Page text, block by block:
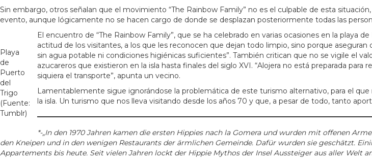
Sin embargo, otros señalan que el movimiento “The Rainbow Family” no es el culpable de esta
evento, aunque lógicamente no se hacen cargo de donde se desplazan posteriormente todas las
Playa
de
Puerto
del
Trigo
(Fuente:
Tumblr)
El encuentro de “The Rainbow Family”, que se ha celebrado en varias ocasiones en la playa
actitud de los visitantes, a los que les reconocen que dejan todo limpio, sino porque
sin agua potable ni condiciones higiénicas suficientes”. También critican que no se vigile el
azucareros que existieron en la isla hasta finales del siglo XVI. “Alojera no está preparada
siquiera el transporte”, apunta un vecino.
Lamentablemente sigue ignorándose la problemática de este turismo alternativo, para el
la isla. Un turismo que nos lleva visitando desde los años 70 y que, a pesar de todo, tanto
*-„In den 1970 Jahren kamen die ersten Hippies nach la Gomera und wurden mit offenen
den Kneipen und in den wenigen Restaurants der ärmlichen Gemeinde. Dafür wurden sie geschätzt.
Appartements bis heute. Seit vielen Jahren lockt der Hippie Mythos der Insel Aussteiger aus aller Welt